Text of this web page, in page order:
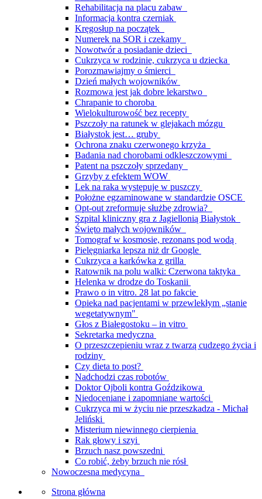
Rehabilitacja na placu zabaw
Informacja kontra czerniak
Kręgosłup na początek
Numerek na SOR i czekamy
Nowotwór a posiadanie dzieci
Cukrzyca w rodzinie, cukrzyca u dziecka
Porozmawiajmy o śmierci
Dzień małych wojowników
Rozmowa jest jak dobre lekarstwo
Chrapanie to choroba
Wielokulturowość bez recepty
Pszczoły na ratunek w glejakach mózgu
Białystok jest… gruby
Ochrona znaku czerwonego krzyża
Badania nad chorobami odkleszczowymi
Patent na pszczoły sprzedany
Grzyby z efektem WOW
Lek na raka występuje w puszczy
Położne egzaminowane w standardzie OSCE
Opt-out zreformuje służbę zdrowia?
Szpital kliniczny gra z Jagiellonią Białystok
Święto małych wojowników
Tomograf w kosmosie, rezonans pod wodą
Pielęgniarka lepsza niż dr Google
Cukrzyca a karkówka z grilla
Ratownik na polu walki: Czerwona taktyka
Helenka w drodze do Toskanii
Prawo o in vitro. 28 lat po fakcie
Opieka nad pacjentami w przewlekłym „stanie
wegetatywnym"
Głos z Białegostoku – in vitro
Sekretarka medyczna
O przeszczepieniu wraz z twarzą cudzego życia i
rodziny
Czy dieta to post?
Nadchodzi czas robotów
Doktor Ojboli kontra Goździkowa
Niedoceniane i zapomniane wartości
Cukrzyca mi w życiu nie przeszkadza - Michał
Jeliński
Misterium niewinnego cierpienia
Rak głowy i szyi
Brzuch nasz powszedni
Co robić, żeby brzuch nie rósł
Nowoczesna medycyna
Strona główna